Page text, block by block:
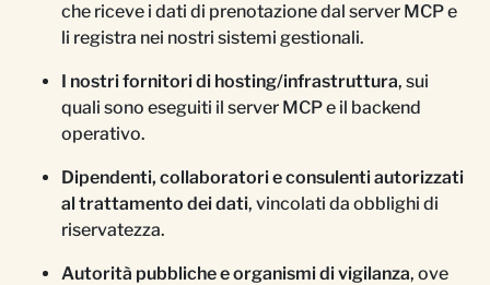
che riceve i dati di prenotazione dal server MCP e
li registra nei nostri sistemi gestionali.
I nostri fornitori di hosting/infrastruttura, sui
quali sono eseguiti il server MCP e il backend
operativo.
Dipendenti, collaboratori e consulenti autorizzati
al trattamento dei dati, vincolati da obblighi di
riservatezza.
Autorità pubbliche e organismi di vigilanza, ove